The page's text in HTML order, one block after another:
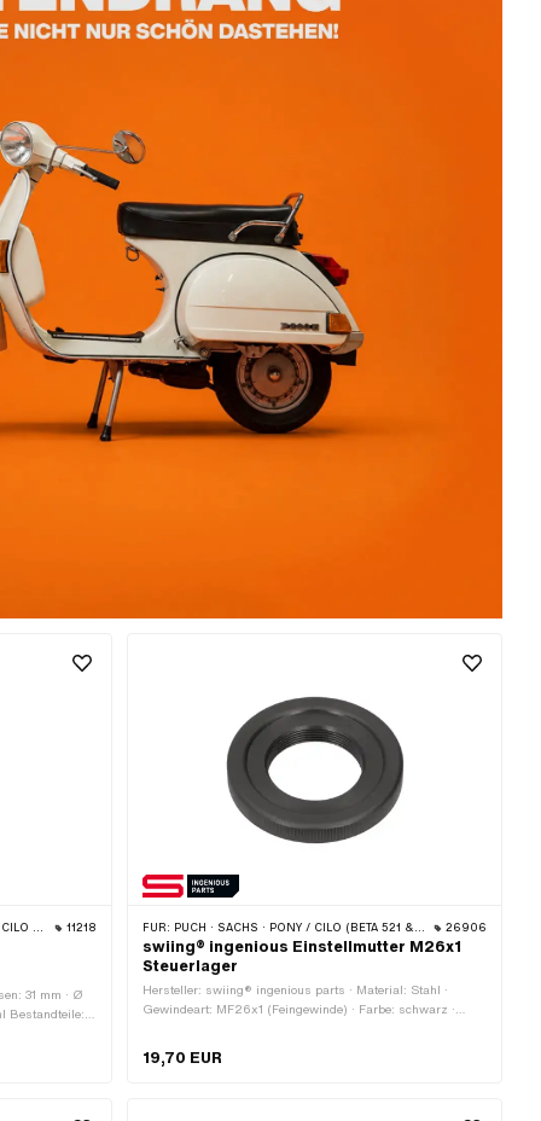
· TOMOS 11218
31 mm · Ø
Bestandteile: 1
FÜR: PUCH · SACHS · PONY / CILO (BETA 521 & 512) · ZÜNDAPP BELMONDO · TOMOS 26906
swiing® ingenious Einstellmutter M26x1
Steuerlager
Hersteller: swiing® ingenious parts · Material: Stahl ·
Gewindeart: MF26x1 (Feingewinde) · Farbe: schwarz ·
19,70 EUR